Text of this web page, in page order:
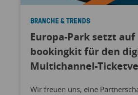
BRANCHE & TRENDS
Europa-Park setzt auf
bookingkit für den
Multichannel-
Wir freuen uns, eine